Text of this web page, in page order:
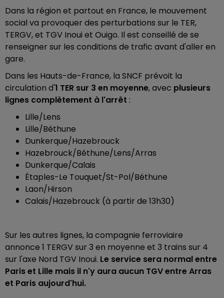
Dans la région et partout en France, le mouvement
social va provoquer des perturbations sur le TER,
TERGV, et TGV Inoui et Ouigo. Il est conseillé de se
renseigner sur les conditions de trafic avant d'aller en
gare.
Dans les Hauts-de-France, la SNCF prévoit la
circulation d'1 TER sur 3 en moyenne, avec plusieurs
lignes complètement à l'arrêt :
Lille/Lens
Lille/Béthune
Dunkerque/Hazebrouck
Hazebrouck/Béthune/Lens/Arras
Dunkerque/Calais
Étaples-Le Touquet/St-Pol/Béthune
Laon/Hirson
Calais/Hazebrouck (à partir de 13h30)
Sur les autres lignes, la compagnie ferroviaire
annonce 1 TERGV sur 3 en moyenne et 3 trains sur 4
sur l'axe Nord TGV Inoui. Le service sera normal entre
Paris et Lille mais il n'y aura aucun TGV entre Arras
et Paris aujourd'hui.